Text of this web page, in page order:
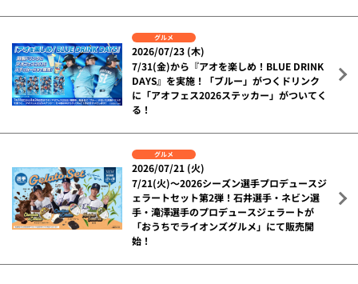
グルメ
2026/07/23 (木)
7/31(金)から『アオを楽しめ！BLUE DRINK
DAYS』を実施！「ブルー」がつくドリンク
に「アオフェス2026ステッカー」がついてく
る！
グルメ
2026/07/21 (火)
7/21(火)～2026シーズン選手プロデュースジ
ェラートセット第2弾！石井選手・ネビン選
手・滝澤選手のプロデュースジェラートが
「おうちでライオンズグルメ」にて販売開
始！